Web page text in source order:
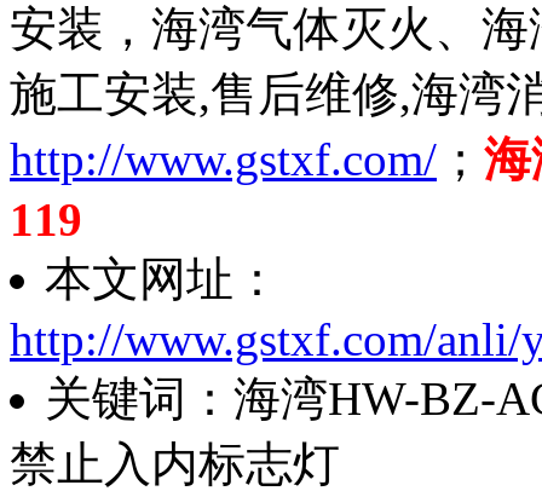
安装，海湾气体灭火、
施工安装,售后维修,海湾
http://www.gstxf.com/ ； 海
119
本文网址：
http://www.gstxf.com/anli/
关键词：海湾HW-BZ-
禁止入内标志灯